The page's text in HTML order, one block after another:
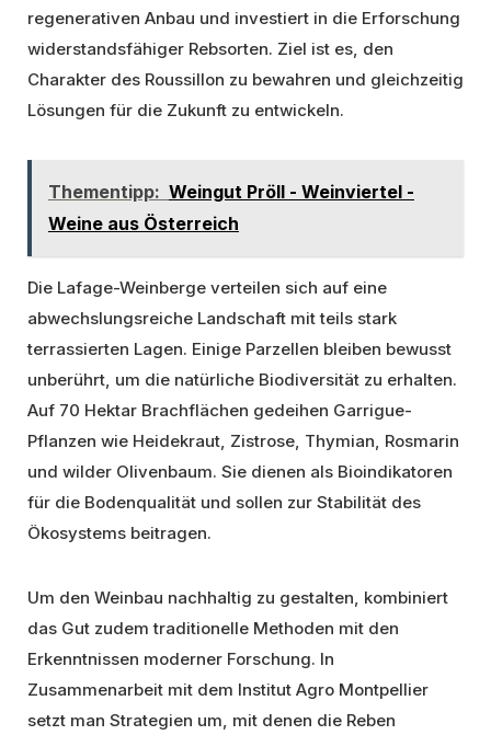
regenerativen Anbau und investiert in die Erforschung
widerstandsfähiger Rebsorten. Ziel ist es, den
Charakter des Roussillon zu bewahren und gleichzeitig
Lösungen für die Zukunft zu entwickeln.
Thementipp: Weingut Pröll - Weinviertel -
Weine aus Österreich
Die Lafage-Weinberge verteilen sich auf eine
abwechslungsreiche Landschaft mit teils stark
terrassierten Lagen. Einige Parzellen bleiben bewusst
unberührt, um die natürliche Biodiversität zu erhalten.
Auf 70 Hektar Brachflächen gedeihen Garrigue-
Pflanzen wie Heidekraut, Zistrose, Thymian, Rosmarin
und wilder Olivenbaum. Sie dienen als Bioindikatoren
für die Bodenqualität und sollen zur Stabilität des
Ökosystems beitragen.
Um den Weinbau nachhaltig zu gestalten, kombiniert
das Gut zudem traditionelle Methoden mit den
Erkenntnissen moderner Forschung. In
Zusammenarbeit mit dem Institut Agro Montpellier
setzt man Strategien um, mit denen die Reben